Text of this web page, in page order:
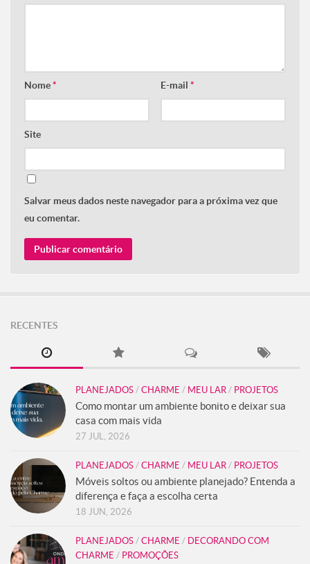
Nome* E-mail *
Site
Salvar meus dados neste navegador para a próxima vez que
eu comentar.
RECENTES
PLANEJADOS / CHARME / MEU LAR / PROJETOS
Como montar um ambiente bonito e deixar sua
casa com mais vida
27 JUL, 2026
PLANEJADOS / CHARME / MEU LAR / PROJETOS
Móveis soltos ou ambiente planejado? Entenda a
diferença e faça a escolha certa
18 JUN, 2026
PLANEJADOS / CHARME / DECORANDO COM
CHARME / PROMOÇÕES